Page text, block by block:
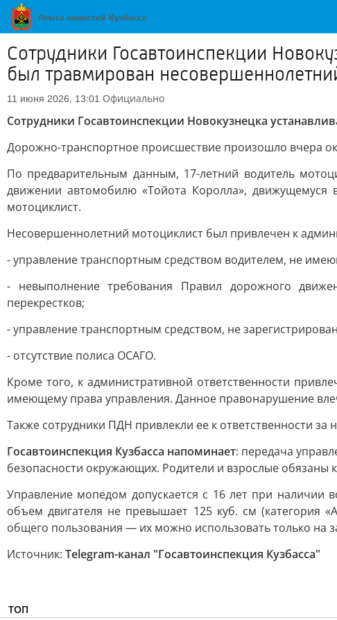
Сотрудники Госавтоинспекции
был травмирован
11 июня 2026, 13:01 Официально
Сотрудники Госавтоинспекции Новокузнецка
Дорожно-транспортное происшествие произошло вчера
По предварительным данным, 17-летний водитель
движении автомобилю «Тойота Королла», движущемуся
мотоциклист.
Несовершеннолетний мотоциклист был привлечен к
- управление транспортным средством водителем, не
- невыполнение требования Правил дорожного
перекрестков;
- управление транспортным средством, не
- отсутствие полиса ОСАГО.
Кроме того, к административной ответственности
имеющему права управления. Данное правонарушение
Также сотрудники ПДН привлекли ее к ответственности
Госавтоинспекция Кузбасса напоминает: передача
безопасности окружающих. Родители и взрослые обязаны
Управление мопедом допускается с 16 лет при наличии
объем двигателя не превышает 125 куб. см (категория
общего пользования — их можно использовать только на
Источник: Telegram-канал "Госавтоинспекция Кузбасса"
ТОП